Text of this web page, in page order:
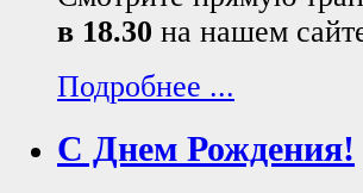
в 18.30 на нашем
Подробнее ...
С Днем Рождения!